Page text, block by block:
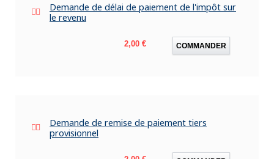
Demande de délai de paiement de l'impôt sur
le revenu
Prix
2,00 € COMMANDER
Demande de remise de paiement tiers
provisionnel